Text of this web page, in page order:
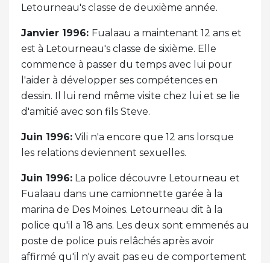
Letourneau's classe de deuxième année.
Janvier 1996: Fualaau a maintenant 12 ans et
est à Letourneau's classe de sixième. Elle
commence à passer du temps avec lui pour
l'aider à développer ses compétences en
dessin. Il lui rend même visite chez lui et se lie
d'amitié avec son fils Steve.
Juin 1996: Vili n'a encore que 12 ans lorsque
les relations deviennent sexuelles.
Juin 1996: La police découvre Letourneau et
Fualaau dans une camionnette garée à la
marina de Des Moines. Letourneau dit à la
police qu'il a 18 ans. Les deux sont emmenés au
poste de police puis relâchés après avoir
affirmé qu'il n'y avait pas eu de comportement